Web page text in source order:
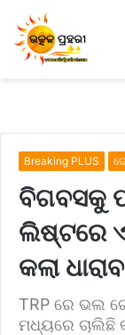
Breaking PLUS
ବିଗବସକୁ
ଲିଷ୍ଟରେ
କଲା
TRP ରେ ଭଲ
ମଧ୍ୟରେ ଚାଲିଛି